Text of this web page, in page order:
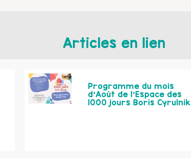
Articles en lien
Programme du mois
d’Août de l’Espace des
1000 jours Boris Cyrulnik